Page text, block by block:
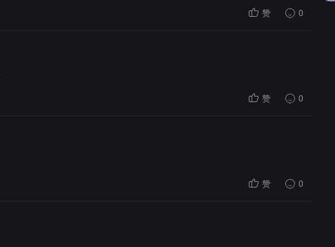
赞 0
赞 0
赞 0